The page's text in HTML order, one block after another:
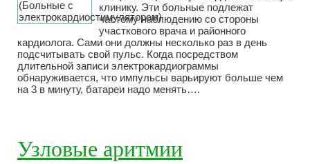
клинику. Эти больные подлежат
частому наблюдению со стороны
участкового врача и районного
кардиолога. Сами они должны несколько раз в день
подсчитывать свой пульс. Когда посредством
длительной записи электрокардиограммы
обнаруживается, что импульсы варьируют больше чем
на 3 в минуту, батареи надо менять….
Узловые аритмии